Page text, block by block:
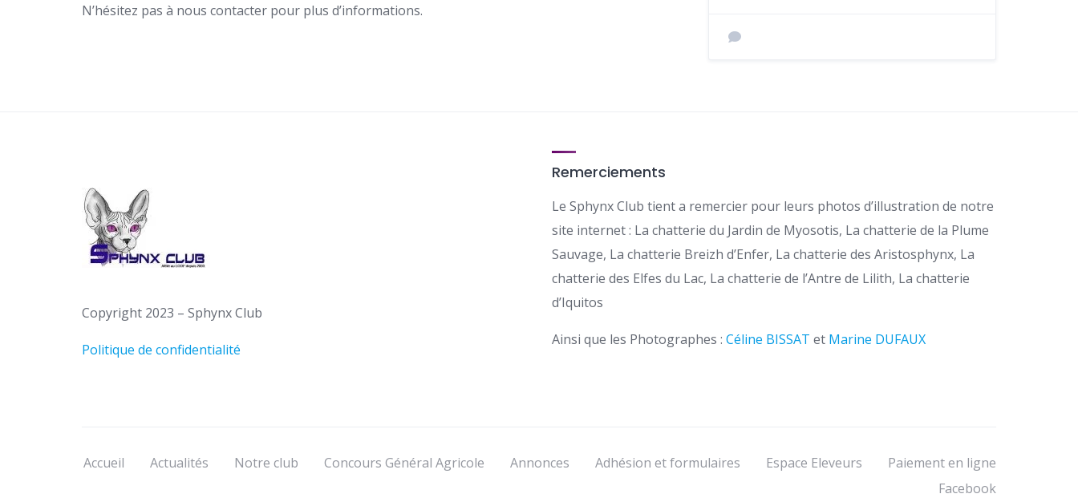
N’hésitez pas à nous contacter pour plus d’informations.
Copyright 2023 – Sphynx Club
Politique de confidentialité
Remerciements
Le Sphynx Club tient a remercier pour leurs photos d’illustration de notre
site internet : La chatterie du Jardin de Myosotis, La chatterie de la Plume
Sauvage, La chatterie Breizh d’Enfer, La chatterie des Aristosphynx, La
chatterie des Elfes du Lac, La chatterie de l’Antre de Lilith, La chatterie
d’Iquitos
Ainsi que les Photographes : Céline BISSAT et Marine DUFAUX
Accueil Actualités Notre club Concours Général Agricole Annonces Adhésion et formulaires Espace Eleveurs
Paiement en ligne
Facebook